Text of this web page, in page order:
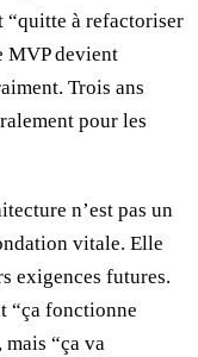
“quitte à refactoriser
MVP devient
Trois ans
pour les
n’est pas un
vitale. Elle
exigences futures.
“ça fonctionne
“ça va